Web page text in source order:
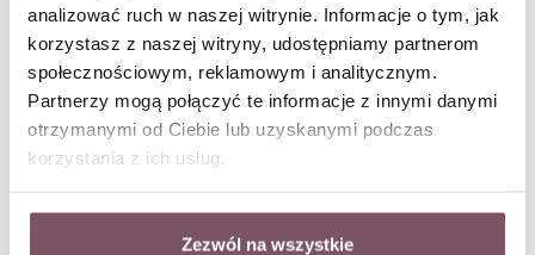
analizować ruch w naszej witrynie. Informacje o tym, jak
korzystasz z naszej witryny, udostępniamy partnerom
społecznościowym, reklamowym i analitycznym.
Partnerzy mogą połączyć te informacje z innymi danymi
otrzymanymi od Ciebie lub uzyskanymi podczas
korzystania z ich usług.
Zezwól na wszystkie